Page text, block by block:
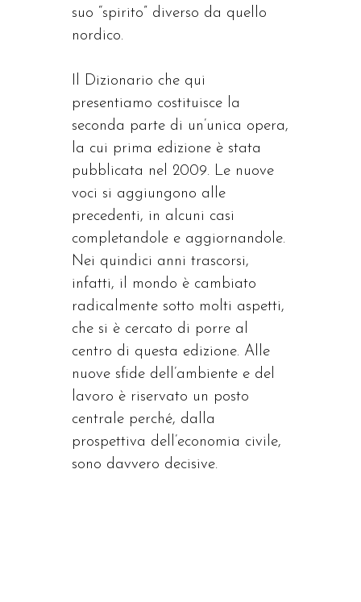
suo “spirito” diverso da quello
nordico.
Il Dizionario che qui
presentiamo costituisce la
seconda parte di un’unica opera,
la cui prima edizione è stata
pubblicata nel 2009. Le nuove
voci si aggiungono alle
precedenti, in alcuni casi
completandole e aggiornandole.
Nei quindici anni trascorsi,
infatti, il mondo è cambiato
radicalmente sotto molti aspetti,
che si è cercato di porre al
centro di questa edizione. Alle
nuove sfide dell’ambiente e del
lavoro è riservato un posto
centrale perché, dalla
prospettiva dell’economia civile,
sono davvero decisive.